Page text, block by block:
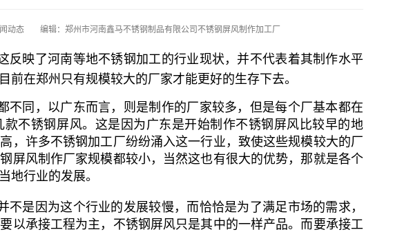
动态 编辑：郑州市河南鑫马不锈钢制品有限公司不锈钢屏风制作加工厂
反映了河南等地不锈钢加工的行业现状，并不代表着其制作水平
前在郑州只有规模较大的厂家才能更好的生存下去。
不同，以广东而言，则是制作的厂家较多，但是每个厂基本都在
不锈钢屏风。这是因为广东是开始制作不锈钢屏风比较早的地
，许多不锈钢加工厂纷纷涌入这一行业，致使这些规模较大的厂
屏风制作厂家规模都较小，当然这也有很大的优势，那就是各个
地行业的发展。
是因为这个行业的发展较慢，而恰恰是为了满足市场的需求，
以承接工程为主，不锈钢屏风只是其中的一样产品。而要承接工